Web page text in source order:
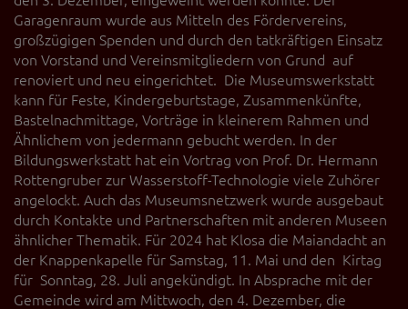
Garagenraum wurde aus Mitteln des Fördervereins,
großzügigen Spenden und durch den tatkräftigen Einsatz
von Vorstand und Vereinsmitgliedern von Grund auf
renoviert und neu eingerichtet. Die Museumswerkstatt
kann für Feste, Kindergeburtstage, Zusammenkünfte,
Bastelnachmittage, Vorträge in kleinerem Rahmen und
Ähnlichem von jedermann gebucht werden. In der
Bildungswerkstatt hat ein Vortrag von Prof. Dr. Hermann
Rottengruber zur Wasserstoff-Technologie viele Zuhörer
angelockt. Auch das Museumsnetzwerk wurde ausgebaut
durch Kontakte und Partnerschaften mit anderen Museen
ähnlicher Thematik. Für 2024 hat Klosa die Maiandacht an
der Knappenkapelle für Samstag, 11. Mai und den Kirtag
für Sonntag, 28. Juli angekündigt. In Absprache mit der
Gemeinde wird am Mittwoch, den 4. Dezember, die